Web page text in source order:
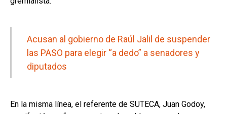
Acusan al gobierno de Raúl Jalil de suspender
las PASO para elegir “a dedo” a senadores y
diputados
En la misma línea, el referente de SUTECA, Juan Godoy,